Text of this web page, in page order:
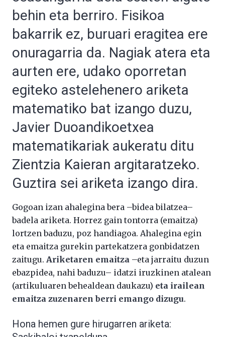
behin eta berriro. Fisikoa
bakarrik ez, buruari eragitea ere
onuragarria da. Nagiak atera eta
aurten ere, udako oporretan
egiteko astelehenero ariketa
matematiko bat izango duzu,
Javier Duoandikoetxea
matematikariak aukeratu ditu
Zientzia Kaieran argitaratzeko.
Guztira sei ariketa izango dira.
Gogoan izan ahalegina bera –bidea bilatzea–
badela ariketa. Horrez gain tontorra (emaitza)
lortzen baduzu, poz handiagoa. Ahalegina egin
eta emaitza gurekin partekatzera gonbidatzen
zaitugu. Ariketaren emaitza –eta jarraitu duzun
ebazpidea, nahi baduzu– idatzi iruzkinen atalean
(artikuluaren behealdean daukazu) eta irailean
emaitza zuzenaren berri emango dizugu.
Hona hemen gure hirugarren ariketa: